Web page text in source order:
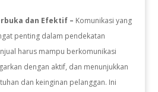
dan Efektif – Komunikasi yang
penting dalam pendekatan
harus mampu berkomunikasi
dengan aktif, dan menunjukkan
dan keinginan pelanggan. Ini